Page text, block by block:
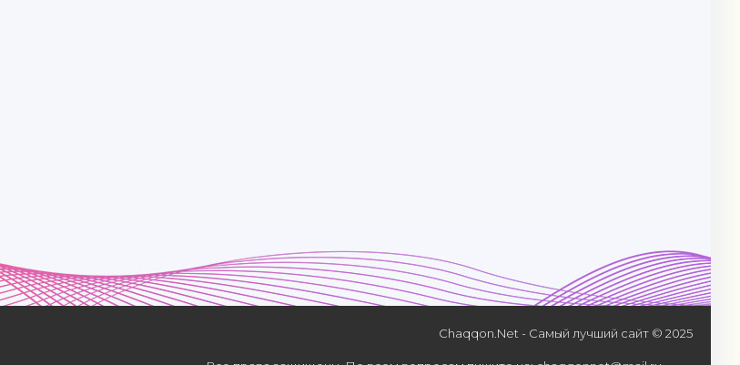
Chaqqon.Net - Самый лучший сайт © 2025